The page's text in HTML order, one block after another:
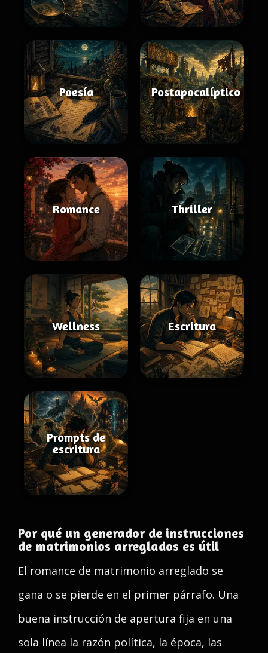
Poesía Postapocalíptico
Romance Thriller
Wellness Escritura
Prompts de
escritura
Por qué un generador de instrucciones
de matrimonios arreglados es útil
El romance de matrimonio arreglado se
gana o se pierde en el primer párrafo. Una
buena instrucción de apertura fija en una
sola línea la razón política, la época, las